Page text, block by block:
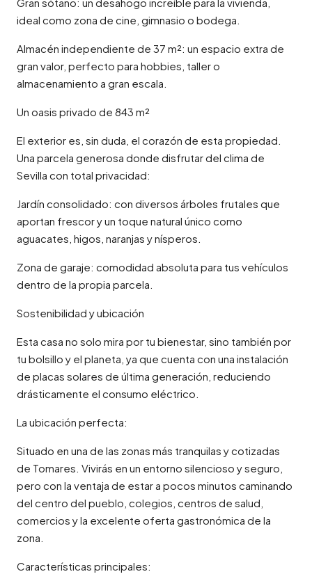
ideal como zona de cine, gimnasio o bodega.
Almacén independiente de 37 m²: un espacio extra de
gran valor, perfecto para hobbies, taller o
almacenamiento a gran escala.
Un oasis privado de 843 m²
El exterior es, sin duda, el corazón de esta propiedad.
Una parcela generosa donde disfrutar del clima de
Sevilla con total privacidad:
Jardín consolidado: con diversos árboles frutales que
aportan frescor y un toque natural único como
aguacates, higos, naranjas y nísperos.
Zona de garaje: comodidad absoluta para tus vehículos
dentro de la propia parcela.
Sostenibilidad y ubicación
Esta casa no solo mira por tu bienestar, sino también por
tu bolsillo y el planeta, ya que cuenta con una instalación
de placas solares de última generación, reduciendo
drásticamente el consumo eléctrico.
La ubicación perfecta:
Situado en una de las zonas más tranquilas y cotizadas
de Tomares. Vivirás en un entorno silencioso y seguro,
pero con la ventaja de estar a pocos minutos caminando
del centro del pueblo, colegios, centros de salud,
comercios y la excelente oferta gastronómica de la
zona.
Características principales: